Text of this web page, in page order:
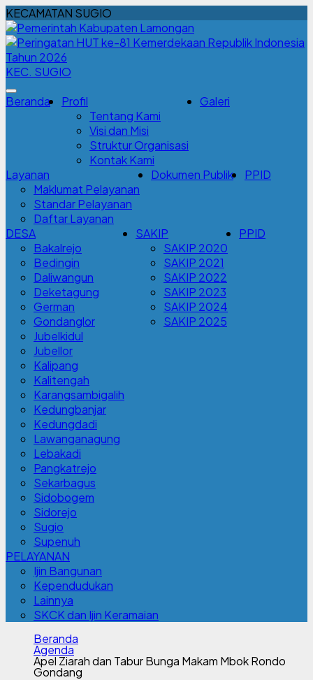
KECAMATAN SUGIO
KEC. SUGIO
Beranda
Profil
Tentang Kami
Visi dan Misi
Struktur Organisasi
Kontak Kami
Galeri
Layanan
Maklumat Pelayanan
Standar Pelayanan
Daftar Layanan
Dokumen Publik PPID
DESA
Bakalrejo
Bedingin
Daliwangun
Deketagung
German
Gondanglor
Jubelkidul
Jubellor
Kalipang
Kalitengah
Karangsambigalih
Kedungbanjar
Kedungdadi
Lawanganagung
Lebakadi
Pangkatrejo
Sekarbagus
Sidobogem
Sidorejo
Sugio
Supenuh
SAKIP
SAKIP 2020
SAKIP 2021
SAKIP 2022
SAKIP 2023
SAKIP 2024
SAKIP 2025
PPID
PELAYANAN
Ijin Bangunan
Kependudukan
Lainnya
SKCK dan Ijin Keramaian
Beranda
Agenda
Apel Ziarah dan Tabur Bunga Makam Mbok Rondo
Gondang